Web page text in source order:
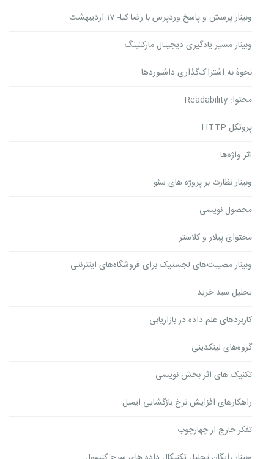
وبینار پرسش و پاسخ وردپرس با رضا کیا- 17 اردیبهشت
وبینار مسیر یادگیری دیجیتال مارکتینگ
نحوۀ به اشتراک‌گذاری داشبوردها
محتوا: Readability
پروتکل HTTP
اثر واژه‌ها
وبینار نظارت بر پروژه های سئو
محصول نویسی
محتوای پیلار و کلاستر
وبینار مصیبت‌های لجستیک برای فروشگاه‌های اینترنتی
تحلیل سبد خرید
کاربردهای علم داده در بازاریابی
گروه‌های لینکدینی
تکنیک های اثر بخش نویسی
راهکارهای افزایش نرخ بازگشایی ایمیل
تفکر خارج از چهارچوب